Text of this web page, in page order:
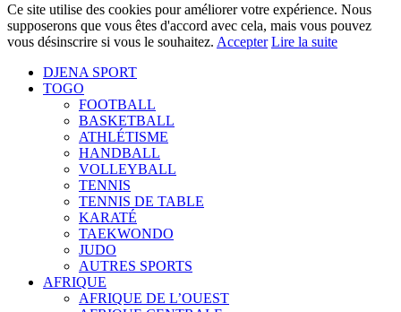
Ce site utilise des cookies pour améliorer votre expérience. Nous
supposerons que vous êtes d'accord avec cela, mais vous pouvez
vous désinscrire si vous le souhaitez. Accepter Lire la suite
DJENA SPORT
TOGO
FOOTBALL
BASKETBALL
ATHLÉTISME
HANDBALL
VOLLEYBALL
TENNIS
TENNIS DE TABLE
KARATÉ
TAEKWONDO
JUDO
AUTRES SPORTS
AFRIQUE
AFRIQUE DE L’OUEST